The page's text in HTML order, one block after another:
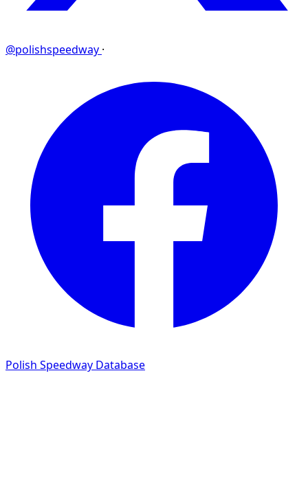
@polishspeedway ·
Polish Speedway Database